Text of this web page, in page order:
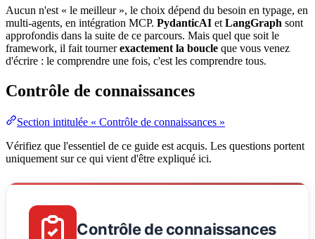
Aucun n'est « le meilleur », le choix dépend du besoin en typage, en
multi-agents, en intégration MCP. PydanticAI et LangGraph sont
approfondis dans la suite de ce parcours. Mais quel que soit le
framework, il fait tournerexactement la boucle que vous venez
d'écrire : le comprendre une fois, c'est les comprendre tous.
Contrôle de connaissances
Section intitulée « Contrôle de connaissances »
Vérifiez que l'essentiel de ce guide est acquis. Les questions portent
uniquement sur ce qui vient d'être expliqué ici.
Contrôle de connaissances